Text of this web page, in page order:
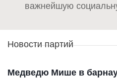
важнейшую
Новости партий
Медведю Мише в